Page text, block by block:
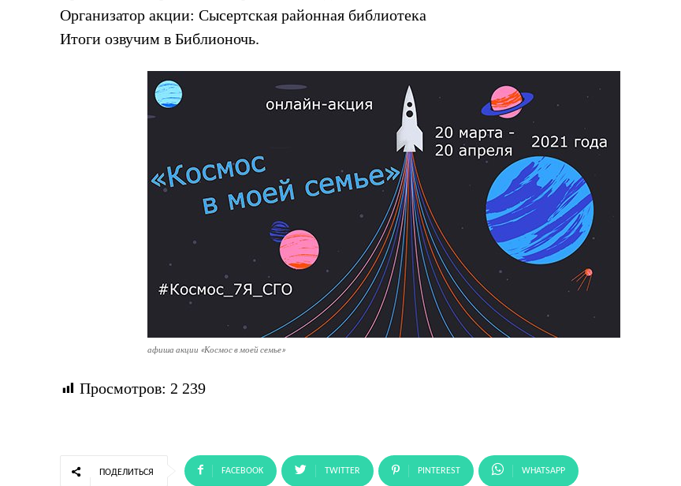
Организатор акции: Сысертская районная библиотека
Итоги озвучим в Библионочь.
афиша акции «Космос в моей семье»
Просмотров: 2 239
ПОДЕЛИТЬСЯ FACEBOOK TWITTER PINTEREST WHATSAPP